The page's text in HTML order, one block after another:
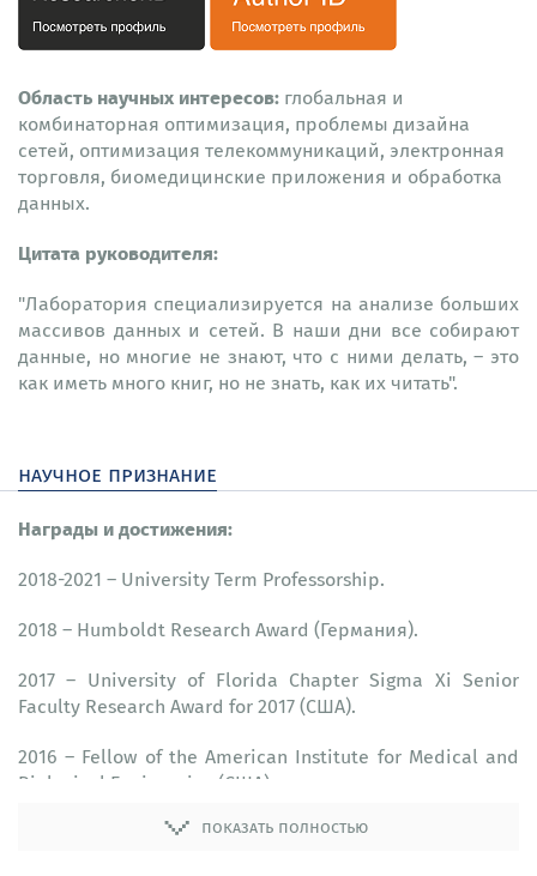
Область научных интересов: глобальная и
комбинаторная оптимизация, проблемы дизайна
сетей, оптимизация телекоммуникаций, электронная
торговля, биомедицинские приложения и обработка
данных.
Цитата руководителя:
"Лаборатория специализируется на анализе больших
массивов данных и сетей. В наши дни все собирают
данные, но многие не знают, что с ними делать, – это
как иметь много книг, но не знать, как их читать".
научное признание
Награды и достижения:
2018-2021 – University Term Professorship.
2018 – Humboldt Research Award (Германия).
2017 – University of Florida Chapter Sigma Xi Senior
Faculty Research Award for 2017 (США).
2016 – Fellow of the American Institute for Medical and
Biological Engineering (США).
2015 – Elected EUROPT Fellow.показать полностью